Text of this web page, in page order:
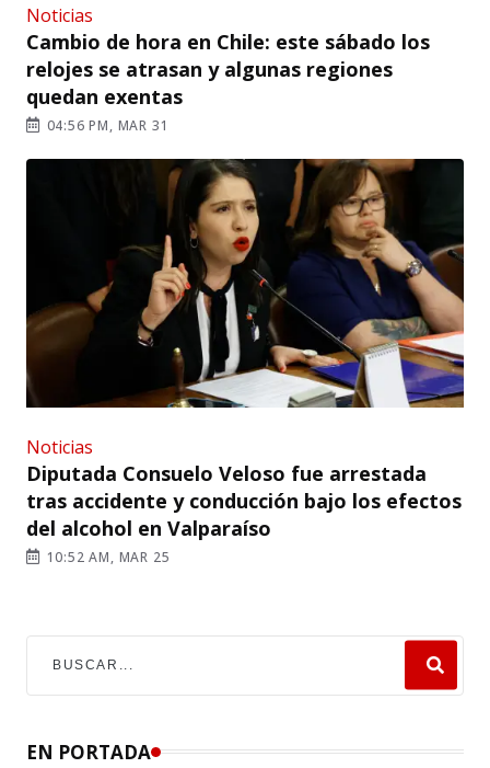
Noticias
Cambio de hora en Chile: este sábado los
relojes se atrasan y algunas regiones
quedan exentas
04:56 PM, MAR 31
Noticias
Diputada Consuelo Veloso fue arrestada
tras accidente y conducción bajo los efectos
del alcohol en Valparaíso
10:52 AM, MAR 25
EN PORTADA